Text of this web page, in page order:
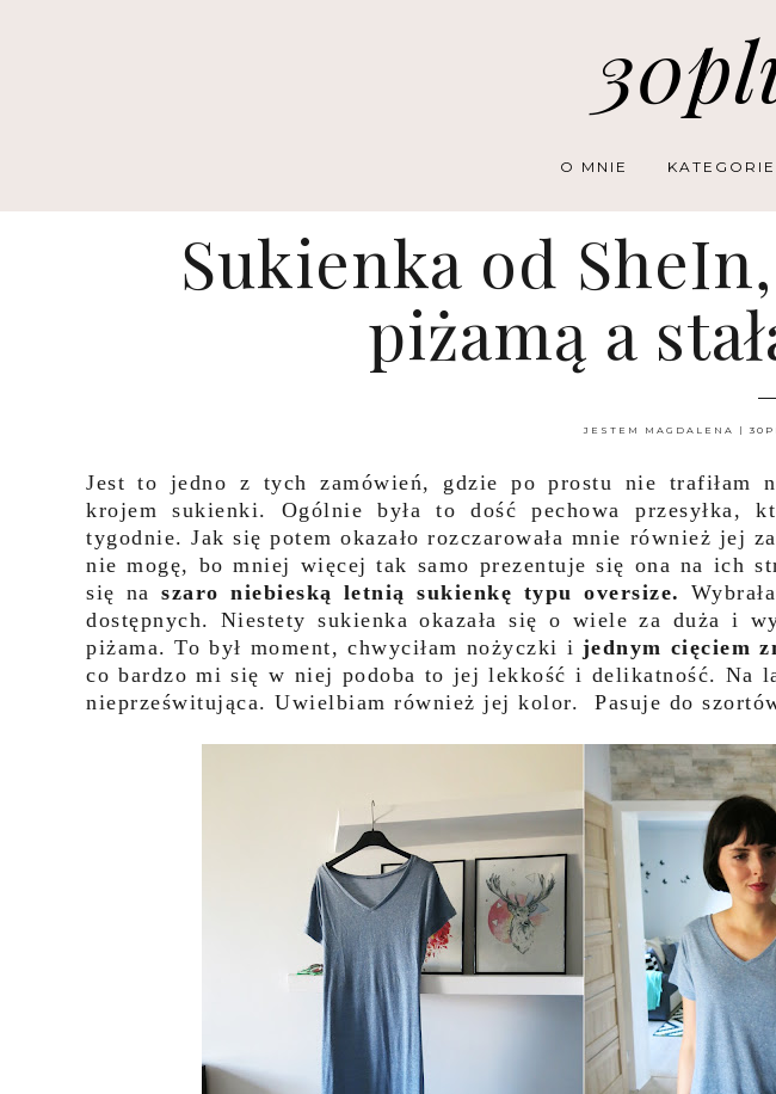
O MNIE KATEGORIE
Sukienka od
piżamą a
JESTEM MAGDALENA |
Jest to jedno z tych zamówień, gdzie po prostu nie trafiłam
krojem sukienki. Ogólnie była to dość pechowa przesyłka,
tygodnie. Jak się potem okazało rozczarowała mnie również jej
nie mogę, bo mniej więcej tak samo prezentuje się ona na ich
się naszaro niebieską letnią sukienkę typu oversize.
dostępnych. Niestety sukienka okazała się o wiele za duża i
piżama. To był moment, chwyciłam nożyczki i jednym cięciem
co bardzo mi się w niej podoba to jej lekkość i delikatność. Na
nieprześwitująca. Uwielbiam również jej kolor. Pasuje do